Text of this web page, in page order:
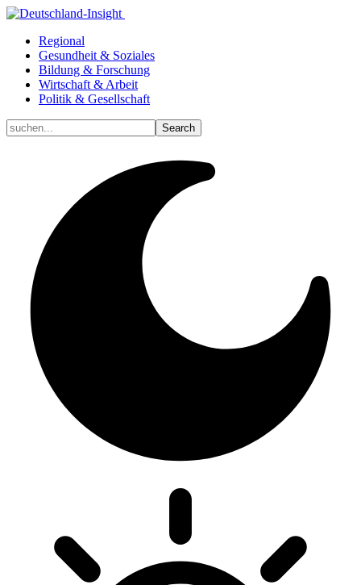
Regional
Gesundheit & Soziales
Bildung & Forschung
Wirtschaft & Arbeit
Politik & Gesellschaft